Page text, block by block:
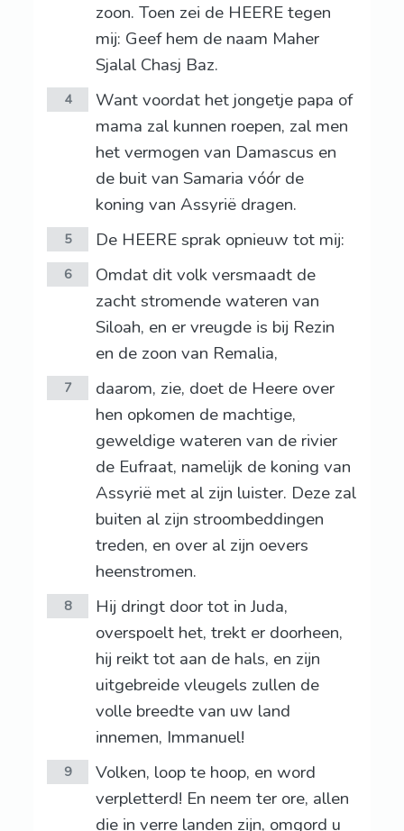
zoon. Toen zei de HEERE tegen
mij: Geef hem de naam Maher
Sjalal Chasj Baz.
4
Want voordat het jongetje papa of
mama zal kunnen roepen, zal men
het vermogen van Damascus en
de buit van Samaria vóór de
koning van Assyrië dragen.
5 De HEERE sprak opnieuw tot mij:
6
Omdat dit volk versmaadt de
zacht stromende wateren van
Siloah, en er vreugde is bij Rezin
en de zoon van Remalia,
7
daarom, zie, doet de Heere over
hen opkomen de machtige,
geweldige wateren van de rivier
de Eufraat, namelijk de koning van
Assyrië met al zijn luister. Deze zal
buiten al zijn stroombeddingen
treden, en over al zijn oevers
heenstromen.
8
Hij dringt door tot in Juda,
overspoelt het, trekt er doorheen,
hij reikt tot aan de hals, en zijn
uitgebreide vleugels zullen de
volle breedte van uw land
innemen, Immanuel!
9
Volken, loop te hoop, en word
verpletterd! En neem ter ore, allen
die in verre landen zijn, omgord u